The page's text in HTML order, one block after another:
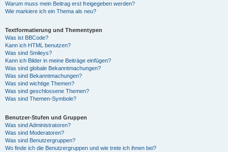
Warum muss mein Beitrag erst freigegeben werden?
Wie markiere ich ein Thema als neu?
Textformatierung und Thementypen
Was ist BBCode?
Kann ich HTML benutzen?
Was sind Smileys?
Kann ich Bilder in meine Beiträge einfügen?
Was sind globale Bekanntmachungen?
Was sind Bekanntmachungen?
Was sind wichtige Themen?
Was sind geschlossene Themen?
Was sind Themen-Symbole?
Benutzer-Stufen und Gruppen
Was sind Administratoren?
Was sind Moderatoren?
Was sind Benutzergruppen?
Wo finde ich die Benutzergruppen und wie trete ich ihnen bei?